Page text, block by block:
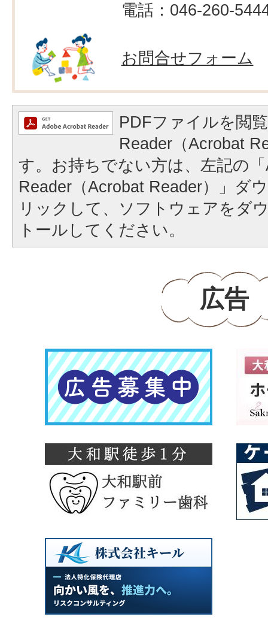
電話：046-260-
お問合せフォーム
PDFファイルを閲
Reader（Acrobat
す。お持ちでない方は、左記の
Reader（Acrobat Reader）」ダ
リックして、ソフトウェアをダ
トールしてください。
広告